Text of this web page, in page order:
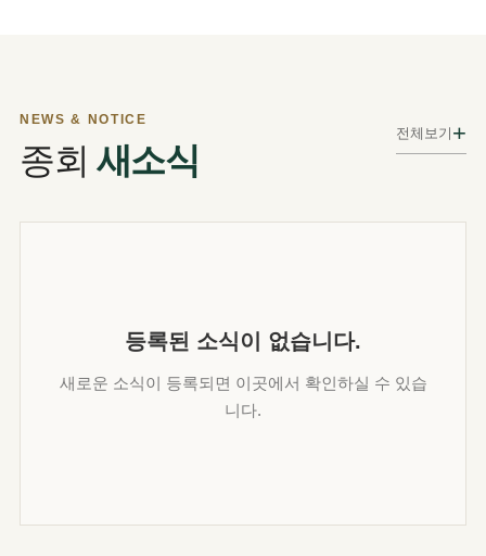
NEWS & NOTICE
종회 새소식
전체보기 +
등록된 소식이 없습니다.
새로운 소식이 등록되면 이곳에서 확인하실 수 있습
니다.